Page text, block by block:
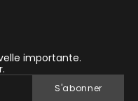
importante.
S'abonner